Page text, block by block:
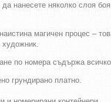
нанесете няколко слоя
магичен процес –
художник.
по номера съдържа
грундирано платно.